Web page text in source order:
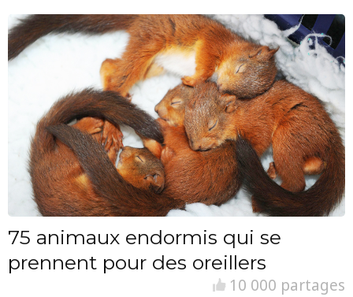
75 animaux endormis qui se
prennent pour des oreillers
10 000 partages